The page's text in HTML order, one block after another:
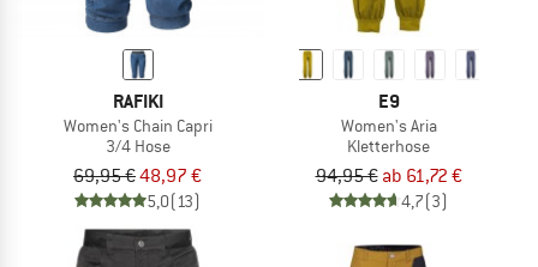
RAFIKI
Women's Chain Capri
3/4 Hose
69,95 €48,97 €
5,0(13)
E9
Women's Aria
Kletterhose
94,95 € ab 61,72 €
4,7(3)